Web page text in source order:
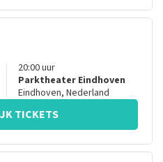
20:00uur
Parktheater Eindhoven
Eindhoven, Nederland
TICKETS